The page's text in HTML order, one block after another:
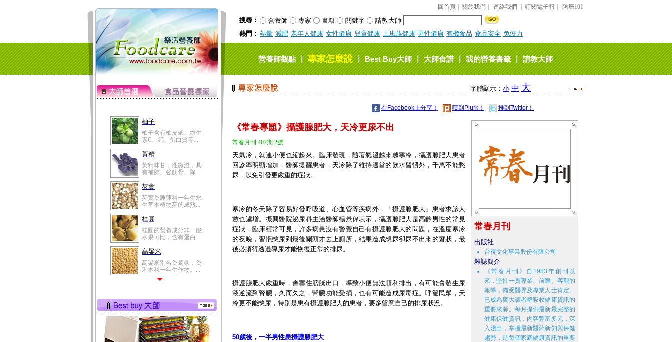
回首頁 關於我們 連絡我們 訂閱電子報 防癌101
搜尋： 營養師 專家 書籍 關鍵字
請教大師
熱門： 熱量 減肥 老年人健康 女性健康 兒童健康 上班族健康 男性健康 有機食品 食品安全 免疫力
營養師觀點｜專家怎麼說｜Best Buy大師｜大師食譜｜我的營養書籤｜請教大師
柚子
柚子含有柚皮甙、維生
素C、鈣、蛋白質等...
黃精
黃精味甘，性微溫，具
有補肺、強筋骨、降...
芡實
芡實為睡蓮科一年生水
生草本植物芡的成熟...
桂圓
桂圓的營養成分非一般
水果可比，含有蛋白...
高粱米
高粱米別名為蜀黍，為
禾本科一年生作物。...
有蛋白質、脂肪、磷...
鮪魚
鮪魚肚肉中的不飽和脂
肪酸內富含EPA和DH...
字體顯示： 小 中 大
在Facebook上分享！ 噗到Plurk！ 推到Twitter！
《常春專題》攝護腺肥大，天冷更尿不出
常春月刊 407期 2號
天氣冷，就連小便也縮起來。臨床發現，隨著氣溫越來越寒冷，攝護腺肥大患者
回診率明顯增加，醫師提醒患者，天冷除了維持適當的飲水習慣外，千萬不能憋
尿，以免引發更嚴重的症狀。
寒冷的冬天除了容易好發呼吸道、心血管等疾病外，「攝護腺肥大」患者求診人
數也遽增。振興醫院泌尿科主治醫師楊景偉表示，攝護腺肥大是高齡男性的常見
症狀，臨床經常可見，許多病患沒有警覺自己有攝護腺肥大的問題，在溫度寒冷
的夜晚，習慣憋尿到最後關頭才去上廁所，結果造成想尿卻尿不出來的窘狀，最
後必須得透過導尿才能恢復正常的排尿。
攝護腺肥大嚴重時，會塞住膀胱出口，導致小便無法順利排出，有可能會發生尿
液逆流到腎臟，久而久之，腎臟功能受損，也有可能造成尿毒症。呼籲民眾，天
冷更不能憋尿，特別是患有攝護腺肥大的患者，要多留意自己的排尿狀況。
50歲後，一半男性患攝護腺肥大
常春月刊
出版社
台視文化事業股份有限公司
雜誌簡介
《常春月刊》自1983年創刊以
來，堅持一貫專業、前瞻、客觀的
報導，備受醫界及專業人士肯定。
已成為廣大讀者群吸收健康資訊的
重要來源。每月提供最新最完整的
健康保健資訊，內容豐富多元，深
入淺出，掌握最新醫葯新知與保健
趨勢，是每個家庭健康資訊的重要